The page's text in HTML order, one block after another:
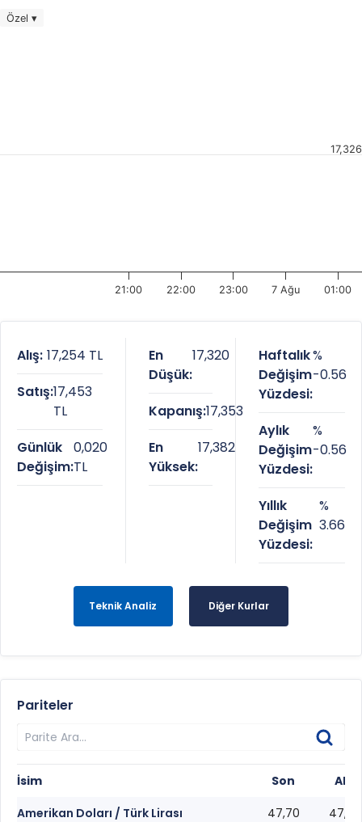
Özel ▾
21:00 22:00 23:00 7 Ağu 01:00
17,326
Alış: 17,254 TL
Satış:17,453
TL
Günlük
Değişim:
0,020
TL
En
Düşük:
17,320
Kapanış:17,353
En
Yüksek:
17,382
Haftalık
Değişim
Yüzdesi:
%
-0.56
Aylık
Değişim
Yüzdesi:
%
-0.56
Yıllık
Değişim
Yüzdesi:
%
3.66
Teknik Analiz Diğer Kurlar
Pariteler
İsim Son
Alış
Amerikan Doları / Türk Lirası
47,70
47,68